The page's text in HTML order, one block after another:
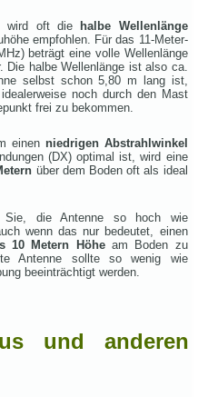
wird oft die
halbe Wellenlänge
empfohlen. Für das 11-Meter-
beträgt eine volle Wellenlänge
Die halbe Wellenlänge ist also ca.
selbst schon 5,80 m lang ist,
noch durch den Mast
frei zu bekommen.
einen niedrigen Abstrahlwinkel
(DX) optimal ist, wird eine
über dem Boden oft als ideal
Sie, die Antenne so hoch wie
wenn das nur bedeutet, einen
10 Metern Höheam Boden zu
Antenne sollte so wenig wie
beeinträchtigt werden.
und anderen